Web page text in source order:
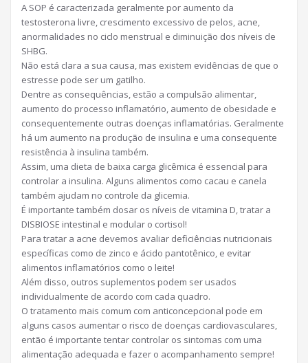
A SOP é caracterizada geralmente por aumento da
testosterona livre, crescimento excessivo de pelos, acne,
anormalidades no ciclo menstrual e diminuição dos níveis de
SHBG.
Não está clara a sua causa, mas existem evidências de que o
estresse pode ser um gatilho.
Dentre as consequências, estão a compulsão alimentar,
aumento do processo inflamatório, aumento de obesidade e
consequentemente outras doenças inflamatórias. Geralmente
há um aumento na produção de insulina e uma consequente
resistência à insulina também.
Assim, uma dieta de baixa carga glicêmica é essencial para
controlar a insulina. Alguns alimentos como cacau e canela
também ajudam no controle da glicemia.
É importante também dosar os níveis de vitamina D, tratar a
DISBIOSE intestinal e modular o cortisol!
Para tratar a acne devemos avaliar deficiências nutricionais
específicas como de zinco e ácido pantotênico, e evitar
alimentos inflamatórios como o leite!
Além disso, outros suplementos podem ser usados
individualmente de acordo com cada quadro.
O tratamento mais comum com anticoncepcional pode em
alguns casos aumentar o risco de doenças cardiovasculares,
então é importante tentar controlar os sintomas com uma
alimentação adequada e fazer o acompanhamento sempre!